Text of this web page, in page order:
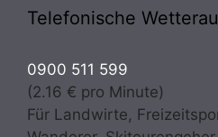
Telefonische
0900 511 599
(2.16 € pro Minute)
Für Landwirte,